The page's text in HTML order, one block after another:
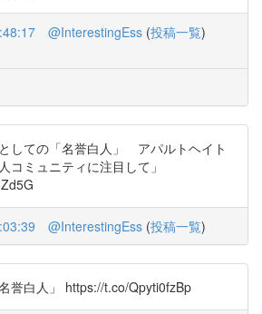
@InterestingEss (投稿一覧)
しての「名誉白人」 アパルトヘイト
コミュニティに注目して」
@InterestingEss (投稿一覧)
誉白人」 https://t.co/Qpyti0fzBp